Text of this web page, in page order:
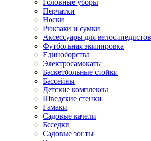
Головные уборы
Перчатки
Носки
Рюкзаки и сумки
Аксессуары для велосипедистов
Футбольная экипировка
Единоборства
Электросамокаты
Баскетбольные стойки
Бассейны
Детские комплексы
Шведские стенки
Гамаки
Садовые качели
Беседки
Садовые зонты